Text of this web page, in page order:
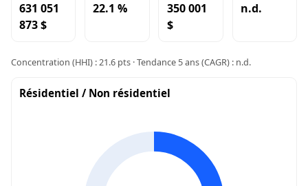
631 051
873 $
22.1 %
350 001
$
n.d.
Concentration (HHI) : 21.6 pts · Tendance 5 ans (CAGR) : n.d.
Résidentiel / Non résidentiel